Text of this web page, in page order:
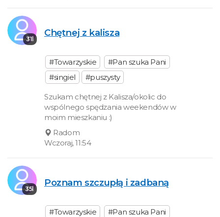
31l
Chętnej z kalisza
#Towarzyskie
#Pan szuka Pani
#singiel
#puszysty
Szukam chętnej z Kalisza/okolic do
wspólnego spędzania weekendów w
moim mieszkaniu :)
Radom
Wczoraj, 11:54
35l
Poznam szczupłą i zadbaną
#Towarzyskie
#Pan szuka Pani